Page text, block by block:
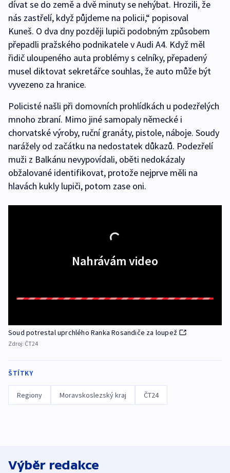
dívat se do země a dvě minuty se nehýbat. Hrozili, že
nás zastřelí, když půjdeme na policii,“ popisoval
Kuneš. O dva dny později lupiči podobným způsobem
přepadli pražského podnikatele v Audi A4. Když měl
řidič uloupeného auta problémy s celníky, přepadený
musel diktovat sekretářce souhlas, že auto může být
vyvezeno za hranice.
Policisté našli při domovních prohlídkách u podezřelých
mnoho zbraní. Mimo jiné samopaly německé i
chorvatské výroby, ruční granáty, pistole, náboje. Soudy
narážely od začátku na nedostatek důkazů. Podezřelí
muži z Balkánu nevypovídali, oběti nedokázaly
obžalované identifikovat, protože nejprve měli na
hlavách kukly lupiči, potom zase oni.
Nahrávám video
Soud potrestal uprchlého Ranka Rosandiče za loupež
Zdroj: ČT24
ŠTÍTKY
Regiony Moravskoslezský kraj ČT24
Výběr redakce